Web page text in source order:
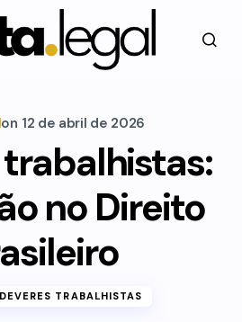
on 12 de abril de 2026
no Direito
TRABALHISTAS